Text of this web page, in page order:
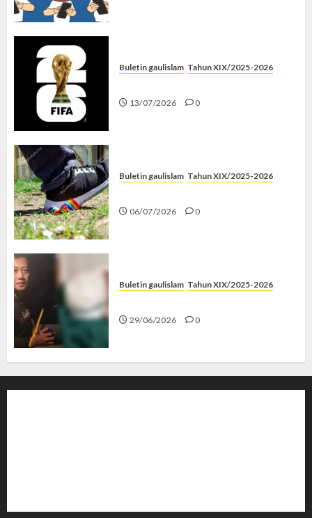
Buletin gaulislam Tahun XIX/2025-2026
13/07/2026 0
Buletin gaulislam Tahun XIX/2025-2026
06/07/2026 0
Buletin gaulislam Tahun XIX/2025-2026
29/06/2026 0